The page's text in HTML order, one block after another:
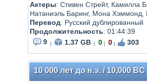
Актеры: Стивен Стрейт,
Натаниэль Баринг, Мона
Перевод: Русский дублированный
Продолжительность: 01:44:39
9
1.37 GB 0 0 303
10 000 лет до н.э. / 10,000